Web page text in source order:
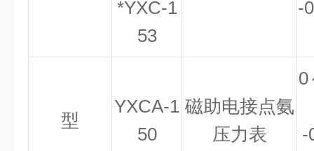
*YXC-1
53
-
型
YXCA-1
50
磁助电接点氨
压力表
0
-